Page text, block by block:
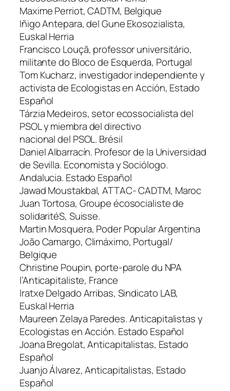
Maxime Perriot, CADTM, Belgique
Iñigo Antepara, del Gune Ekosozialista,
Euskal Herria
Francisco Louçã, professor universitário,
militante do Bloco de Esquerda, Portugal
Tom Kucharz, investigador independiente y
activista de Ecologistas en Acción, Estado
Español
Tárzia Medeiros, setor ecossocialista del
PSOL y miembra del directivo
nacional del PSOL. Brésil
Daniel Albarracín. Profesor de la Universidad
de Sevilla. Economista y Sociólogo.
Andalucia. Estado Español
Jawad Moustakbal, ATTAC- CADTM, Maroc
Juan Tortosa, Groupe écosocialiste de
solidaritéS, Suisse.
Martin Mosquera, Poder Popular Argentina
João Camargo, Climáximo, Portugal/
Belgique
Christine Poupin, porte-parole du NPA
l’Anticapitaliste, France
Iratxe Delgado Arribas, Sindicato LAB,
Euskal Herria
Maureen Zelaya Paredes. Anticapitalistas y
Ecologistas en Acción. Estado Español
Joana Bregolat, Anticapitalistas, Estado
Español
Juanjo Álvarez, Anticapitalistas, Estado
Español